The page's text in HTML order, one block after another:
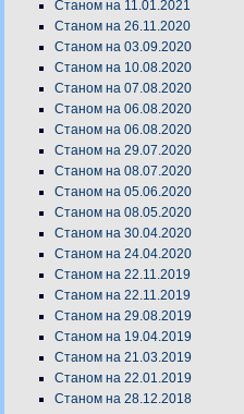
Станом на 11.01.2021
Станом на 26.11.2020
Станом на 03.09.2020
Станом на 10.08.2020
Станом на 07.08.2020
Станом на 06.08.2020
Станом на 06.08.2020
Станом на 29.07.2020
Станом на 08.07.2020
Станом на 05.06.2020
Станом на 08.05.2020
Станом на 30.04.2020
Станом на 24.04.2020
Станом на 22.11.2019
Станом на 22.11.2019
Станом на 29.08.2019
Станом на 19.04.2019
Станом на 21.03.2019
Станом на 22.01.2019
Станом на 28.12.2018